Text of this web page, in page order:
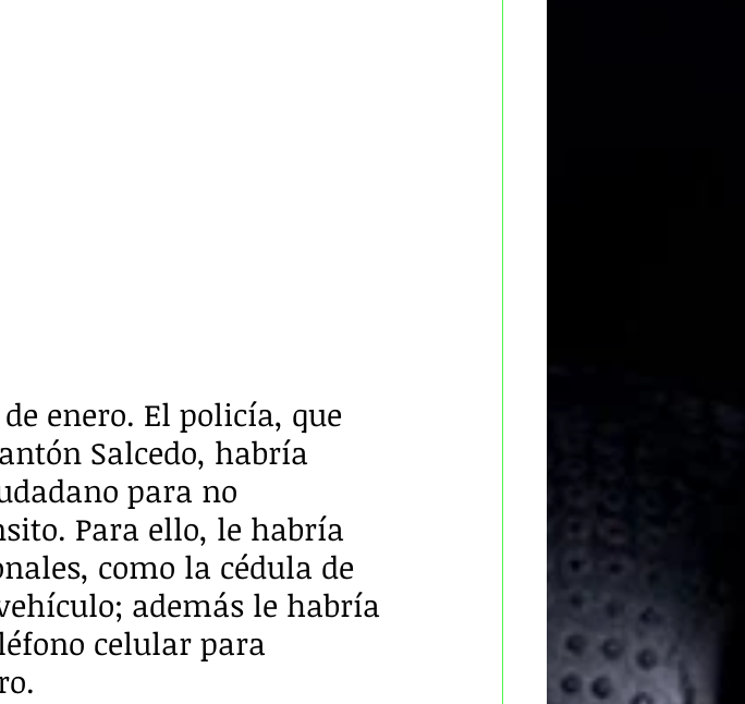
enero. El policía, que
Salcedo, habría
para no
Para ello, le habría
como la cédula de
además le habría
celular para